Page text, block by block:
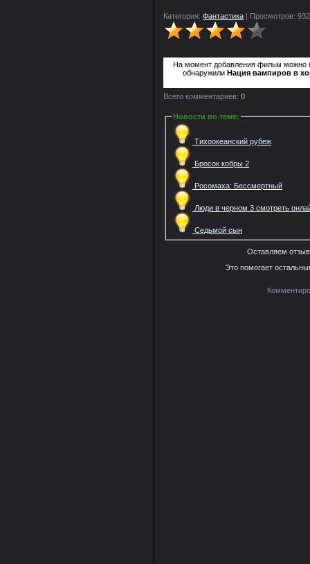
Категория: Фантастика | Просмотров:
На момент добавления фильм можно
обнаружили Нация вампиров в
Всего комментариев: 0
Новости по теме:
Тихоокеанский рубеж
Бросок кобры 2
Росомаха: Бессмертный
Люди в черном 3 смотреть
Седьмой сын
Оставляем
Это помогает